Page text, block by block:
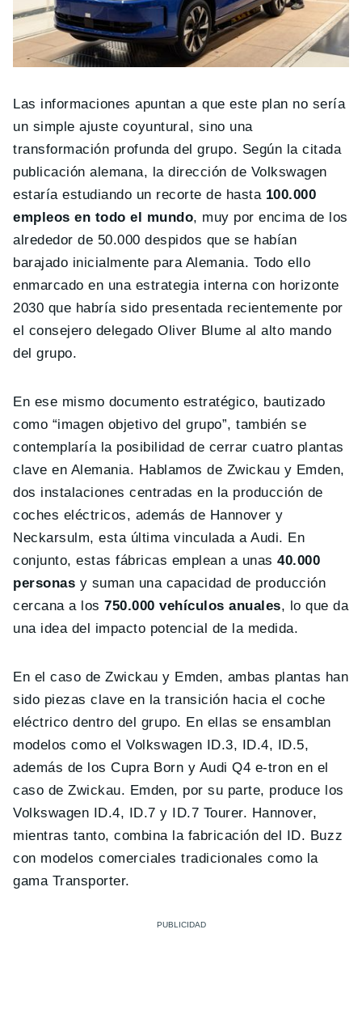
Las informaciones apuntan a que este plan no sería
un simple ajuste coyuntural, sino una
transformación profunda del grupo. Según la citada
publicación alemana, la dirección de Volkswagen
estaría estudiando un recorte de hasta 100.000
empleos en todo el mundo, muy por encima de los
alrededor de 50.000 despidos que se habían
barajado inicialmente para Alemania. Todo ello
enmarcado en una estrategia interna con horizonte
2030 que habría sido presentada recientemente por
el consejero delegado Oliver Blume al alto mando
del grupo.
En ese mismo documento estratégico, bautizado
como “imagen objetivo del grupo”, también se
contemplaría la posibilidad de cerrar cuatro plantas
clave en Alemania. Hablamos de Zwickau y Emden,
dos instalaciones centradas en la producción de
coches eléctricos, además de Hannover y
Neckarsulm, esta última vinculada a Audi. En
conjunto, estas fábricas emplean a unas40.000
personas y suman una capacidad de producción
cercana a los750.000 vehículos anuales, lo que da
una idea del impacto potencial de la medida.
En el caso de Zwickau y Emden, ambas plantas han
sido piezas clave en la transición hacia el coche
eléctrico dentro del grupo. En ellas se ensamblan
modelos como el Volkswagen ID.3, ID.4, ID.5,
además de los Cupra Born y Audi Q4 e-tron en el
caso de Zwickau. Emden, por su parte, produce los
Volkswagen ID.4, ID.7 y ID.7 Tourer. Hannover,
mientras tanto, combina la fabricación del ID. Buzz
con modelos comerciales tradicionales como la
gama Transporter.